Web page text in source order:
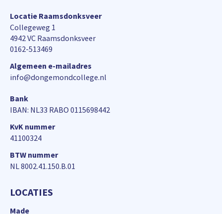
Locatie Raamsdonksveer
Collegeweg 1
4942 VC Raamsdonksveer
0162-513469
Algemeen e-mailadres
info@dongemondcollege.nl
Bank
IBAN: NL33 RABO 0115698442
KvK nummer
41100324
BTW nummer
NL 8002.41.150.B.01
LOCATIES
Made